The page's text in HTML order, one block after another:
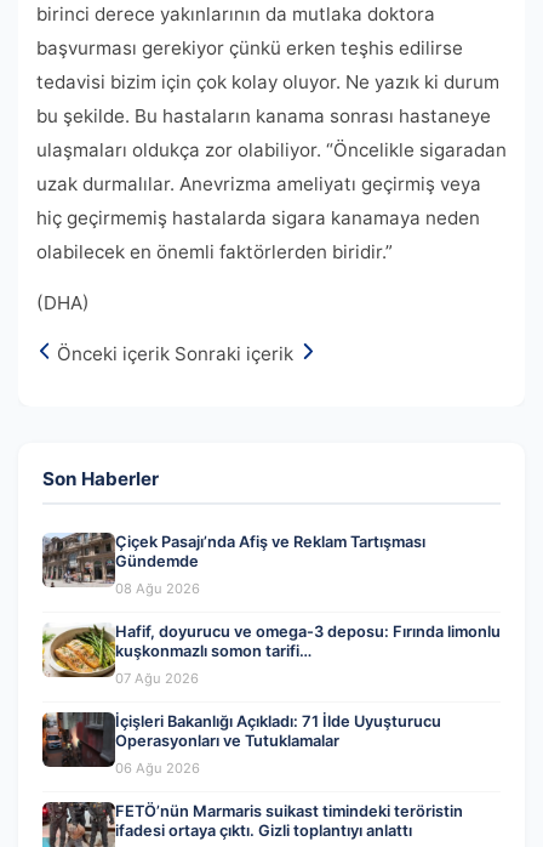
birinci derece yakınlarının da mutlaka doktora
başvurması gerekiyor çünkü erken teşhis edilirse
tedavisi bizim için çok kolay oluyor. Ne yazık ki durum
bu şekilde. Bu hastaların kanama sonrası hastaneye
ulaşmaları oldukça zor olabiliyor. “Öncelikle sigaradan
uzak durmalılar. Anevrizma ameliyatı geçirmiş veya
hiç geçirmemiş hastalarda sigara kanamaya neden
olabilecek en önemli faktörlerden biridir.”
(DHA)
Önceki içerik Sonraki içerik
Son Haberler
Çiçek Pasajı’nda Afiş ve Reklam Tartışması
Gündemde
08 Ağu 2026
Hafif, doyurucu ve omega-3 deposu: Fırında limonlu
kuşkonmazlı somon tarifi…
07 Ağu 2026
İçişleri Bakanlığı Açıkladı: 71 İlde Uyuşturucu
Operasyonları ve Tutuklamalar
06 Ağu 2026
FETÖ’nün Marmaris suikast timindeki teröristin
ifadesi ortaya çıktı. Gizli toplantıyı anlattı